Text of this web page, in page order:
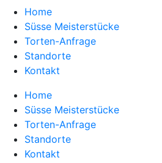
Home
Süsse Meisterstücke
Torten-Anfrage
Standorte
Kontakt
Home
Süsse Meisterstücke
Torten-Anfrage
Standorte
Kontakt